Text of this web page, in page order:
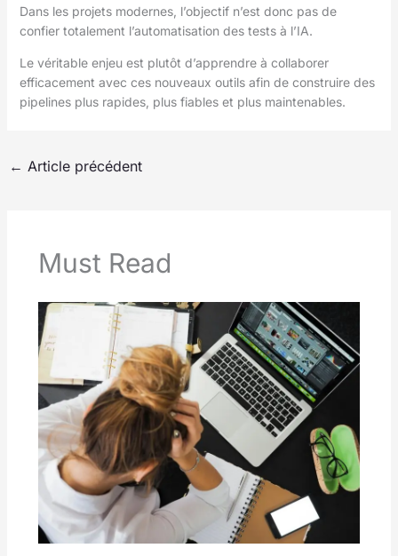
Dans les projets modernes, l’objectif n’est donc pas de
confier totalement l’automatisation des tests à l’IA.
Le véritable enjeu est plutôt d’apprendre à collaborer
efficacement avec ces nouveaux outils afin de construire des
pipelines plus rapides, plus fiables et plus maintenables.
← Article précédent
Must Read